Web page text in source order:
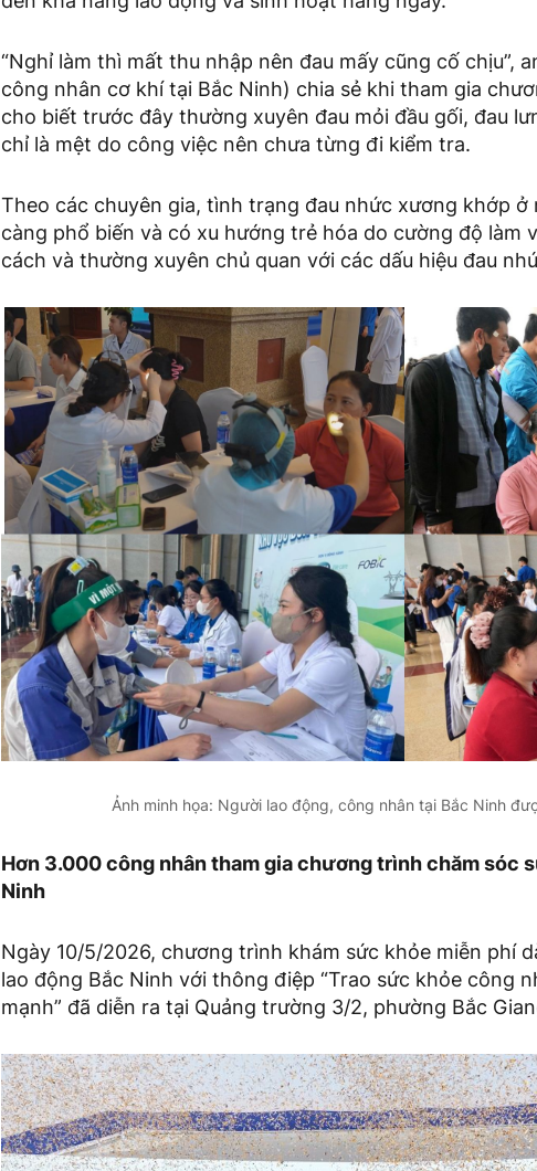
“Nghỉ làm thì mất thu nhập nên đau mấy cũng cố chịu”,
công nhân cơ khí tại Bắc Ninh) chia sẻ khi tham gia
cho biết trước đây thường xuyên đau mỏi đầu gối, đau
chỉ là mệt do công việc nên chưa từng đi kiểm tra.
Theo các chuyên gia, tình trạng đau nhức xương khớp
càng phổ biến và có xu hướng trẻ hóa do cường độ làm
cách và thường xuyên chủ quan với các dấu hiệu đau
Ảnh minh họa: Người lao động, công nhân tại Bắc Ninh
Hơn 3.000 công nhân tham gia chương trình chăm sóc
Ninh
Ngày 10/5/2026, chương trình khám sức khỏe miễn phí
lao động Bắc Ninh với thông điệp “Trao sức khỏe công
mạnh” đã diễn ra tại Quảng trường 3/2, phường Bắc